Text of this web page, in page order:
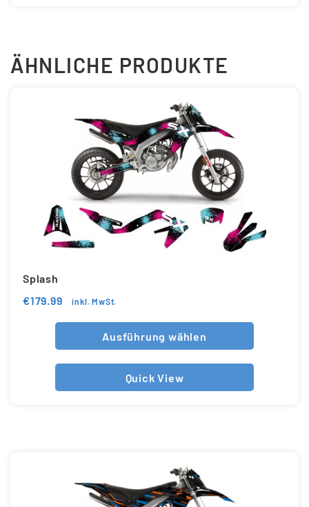
ÄHNLICHE PRODUKTE
Splash
€179.99 inkl. MwSt.
Ausführung wählen
Quick View